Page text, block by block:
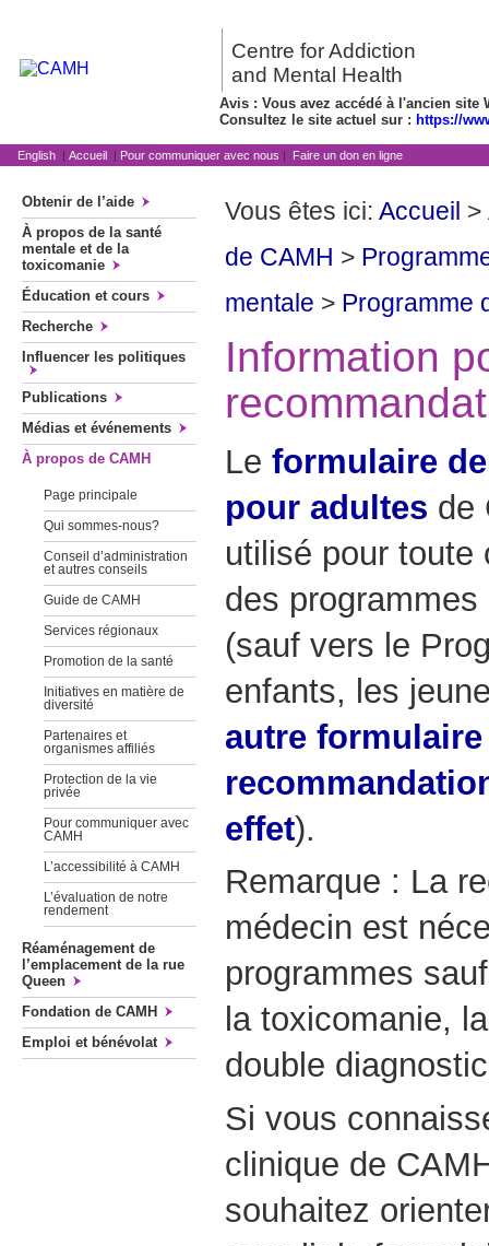
Centre for Addiction
and Mental Health
Avis : Vous avez accédé à l'ancien site
Consultez le site actuel sur : https://
English | Accueil | Pour communiquer avec nous | Faire un don en ligne
Obtenir de l’aide
À propos de la santé
mentale et de la
toxicomanie
Éducation et cours
Recherche
Influencer les politiques
Publications
Médias et événements
À propos de CAMH
Page principale
Qui sommes-nous?
Conseil d’administration
et autres conseils
Guide de CAMH
Services régionaux
Promotion de la santé
Initiatives en matière de
diversité
Partenaires et
organismes affiliés
Protection de la vie
privée
Pour communiquer avec
CAMH
L’accessibilité à CAMH
L’évaluation de notre
rendement
Réaménagement de
l’emplacement de la rue
Queen
Fondation de CAMH
Emploi et bénévolat
Vous êtes ici: Accueil >
de CAMH >
mentale > Programme
Information
Le formulaire
pour adultes de
utilisé pour toute
des
(sauf vers le
enfants, les
autre formulaire
effet).
Remarque : La
médecin est
programmes
la toxicomanie,
double
Si vous
clinique de
souhaitez